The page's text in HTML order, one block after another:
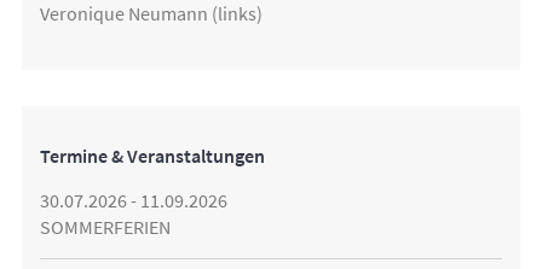
Veronique Neumann (links)
Termine & Veranstaltungen
30.07.2026 - 11.09.2026
SOMMERFERIEN